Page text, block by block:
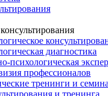
диагностика
психологическая
профессионалов
тренинги и
и тренинга